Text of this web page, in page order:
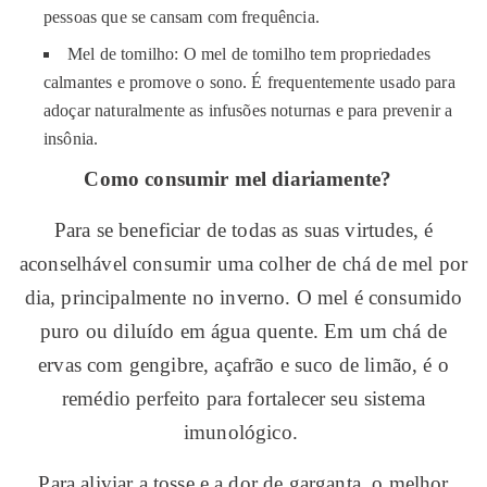
pessoas que se cansam com frequência.
Mel de tomilho: O mel de tomilho tem propriedades
calmantes e promove o sono. É frequentemente usado para
adoçar naturalmente as infusões noturnas e para prevenir a
insônia.
Como consumir mel diariamente?
Para se beneficiar de todas as suas virtudes, é
aconselhável consumir uma colher de chá de mel por
dia, principalmente no inverno. O mel é consumido
puro ou diluído em água quente. Em um chá de
ervas com gengibre, açafrão e suco de limão, é o
remédio perfeito para fortalecer seu sistema
imunológico.